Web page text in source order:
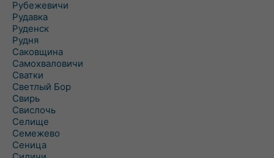
Рубежевичи
Рудавка
Руденск
Рудня
Саковщина
Самохваловичи
Сватки
Светлый Бор
Свирь
Свислочь
Селище
Семежево
Сеница